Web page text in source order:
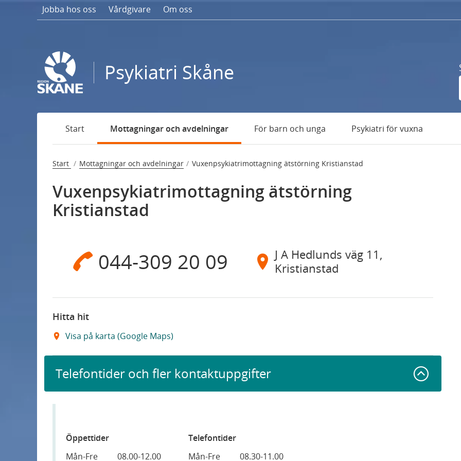
Jobba hos oss Vårdgivare Om oss
Psykiatri Skåne
Start Mottagningar och avdelningar För barn och unga Psykiatri för vuxna
Start Mottagningar och avdelningar Vuxenpsykiatrimottagning ätstörning Kristianstad
Vuxenpsykiatrimottagning ätstörning
Kristianstad
044-309 20 09
J A Hedlunds väg 11,
Kristianstad
Hitta hit
Visa på karta (Google Maps)
Telefontider och fler kontaktuppgifter
Öppettider
Mån-Fre
08.00-12.00
Telefontider
Mån-Fre
08.30-11.00